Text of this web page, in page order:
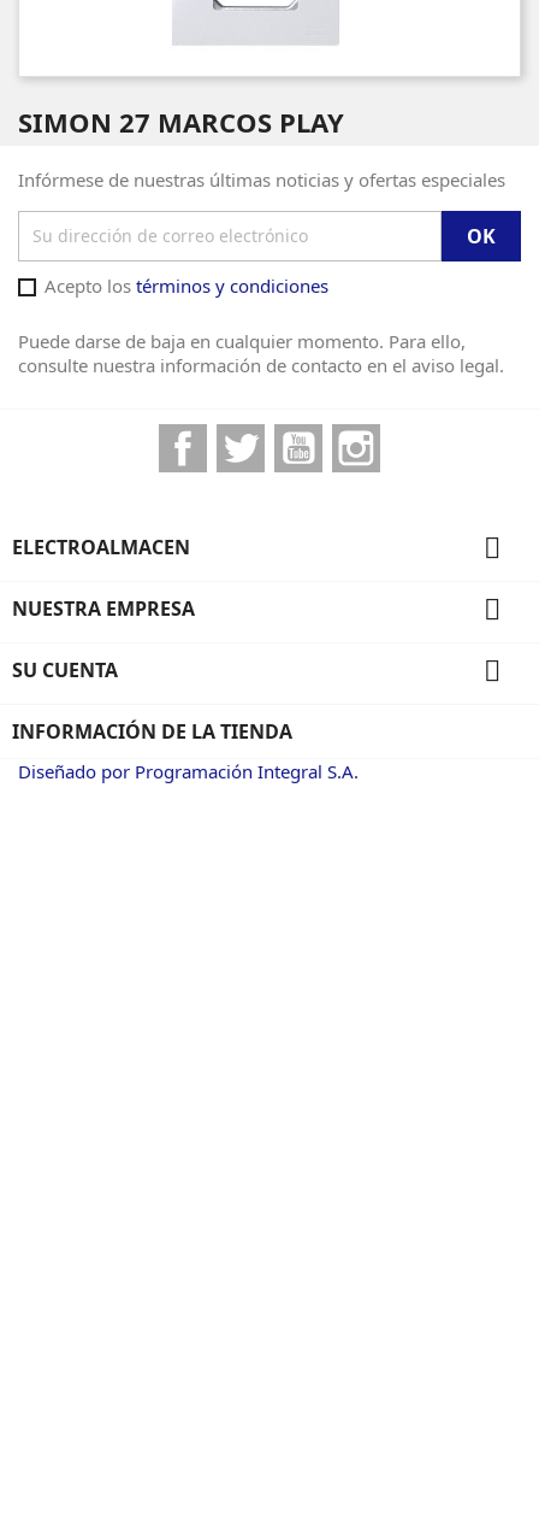
SIMON 27 MARCOS PLAY
Infórmese de nuestras últimas noticias y ofertas especiales
Acepto los términos y condiciones
Puede darse de baja en cualquier momento. Para ello,
consulte nuestra información de contacto en el aviso legal.
FacebookTwitter YouTube
ELECTROALMACEN 
NUESTRA EMPRESA 
SU CUENTA 
INFORMACIÓN DE LA TIENDA
Diseñado por Programación Integral S.A.